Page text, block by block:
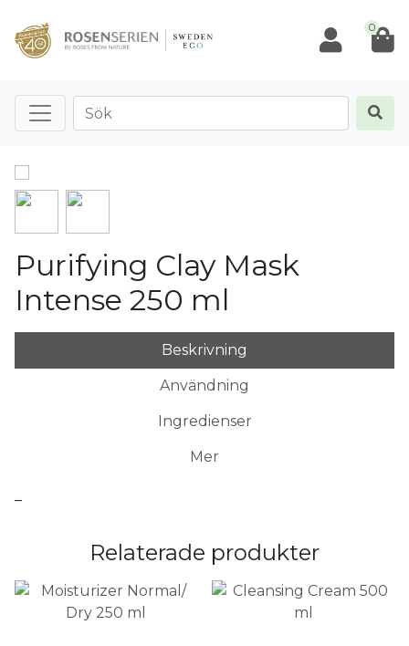
0
Purifying Clay Mask
Intense 250 ml
Beskrivning
Användning
Ingredienser
Mer
–
Relaterade produkter